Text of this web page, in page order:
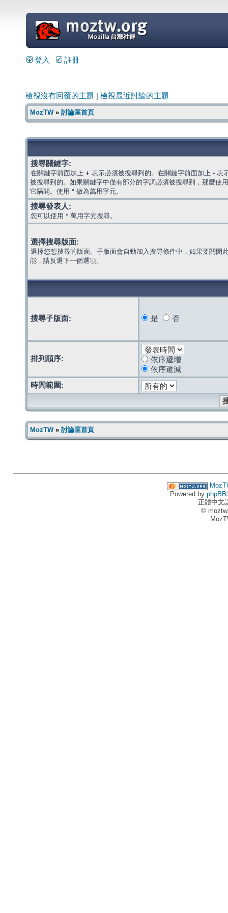
=
登入 註冊
檢視沒有回覆的主題 檢視最近討論的主題
MozTW» 討論區首頁
搜尋關鍵字:
在關鍵字前面加上 + 表示必須被搜尋到的。在關鍵字前面加上 - 表
被搜尋到的。如果關鍵字中僅有部分的字詞必須被搜尋到，那麼使
它隔開。使用 * 做為萬用字元。
搜尋發表人:
您可以使用 * 萬用字元搜尋。
選擇搜尋版面:
選擇您想搜尋的版面。子版面會自動加入搜尋條件中，如果要關閉
能，請反選下一個選項。
搜尋子版面: 是 否
排列順序:
依序遞增
依序遞減
時間範圍:
MozTW» 討論區首頁
Powered by phpBB
正體中文
©